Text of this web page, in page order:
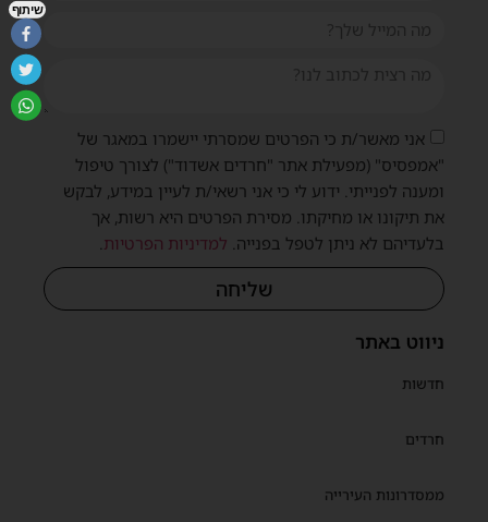
ניווט באתר
חדשות
חרדים
ממסדרונות העירייה
אני מאשר/ת כי הפרטים שמסרתי יישמרו במאגר של
"אמפסיס" (מפעילת אתר "חרדים אשדוד") לצורך טיפול
ומענה לפנייתי. ידוע לי כי אני רשאי/ת לעיין במידע, לבקש
את תיקונו או מחיקתו. מסירת הפרטים היא רשות, אך
בלעדיהם לא ניתן לטפל בפנייה. למדיניות הפרטיות
שליחה
שיתוף